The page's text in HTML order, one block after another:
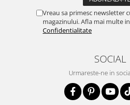
Vreau sa primesc newsletter
magazinului. Afla mai multe in
Confidentialitate
SOCIAL
Urmareste-ne in